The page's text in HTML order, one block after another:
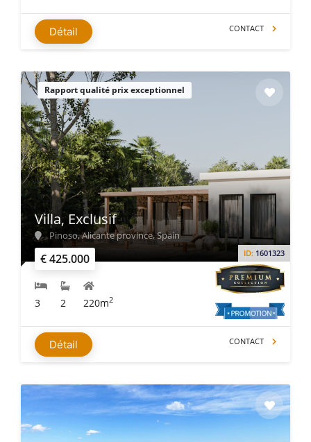
Détail CONTACT
Rapport qualité prix exceptionnel
€ 425.000 ID: 1601323
Villa, Exclusif
Pinoso, Alicante province, Spain
3 2 220m2
Détail CONTACT